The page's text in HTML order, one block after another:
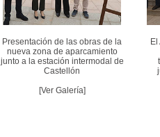
Presentación de las obras de la
nueva zona de aparcamiento
junto a la estación intermodal de
Castellón
[Ver Galería]